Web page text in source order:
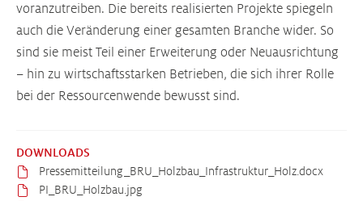
voranzutreiben. Die bereits realisierten Projekte spiegeln
auch die Veränderung einer gesamten Branche wider. So
sind sie meist Teil einer Erweiterung oder Neuausrichtung
– hin zu wirtschaftsstarken Betrieben, die sich ihrer Rolle
bei der Ressourcenwende bewusst sind.
DOWNLOADS
Pressemitteilung_BRU_Holzbau_Infrastruktur_Holz.docx
PI_BRU_Holzbau.jpg